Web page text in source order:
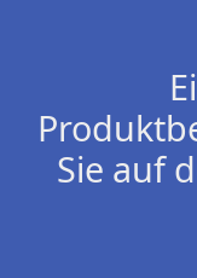
Sie auf